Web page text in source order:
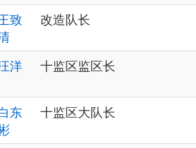
致
改造队长
洋
十监区监区长
东
十监区大队长